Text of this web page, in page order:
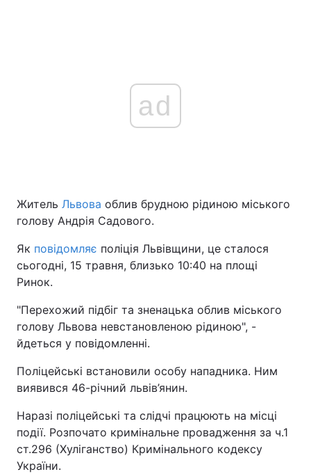
ad
Житель Львова облив брудною рідиною міського
голову Андрія Садового.
Як повідомляє поліція Львівщини, це сталося
сьогодні, 15 травня, близько 10:40 на площі
Ринок.
"Перехожий підбіг та зненацька облив міського
голову Львова невстановленою рідиною", -
йдеться у повідомленні.
Поліцейські встановили особу нападника. Ним
виявився 46-річний львів’янин.
Наразі поліцейські та слідчі працюють на місці
події. Розпочато кримінальне провадження за ч.1
ст.296 (Хуліганство) Кримінального кодексу
України.